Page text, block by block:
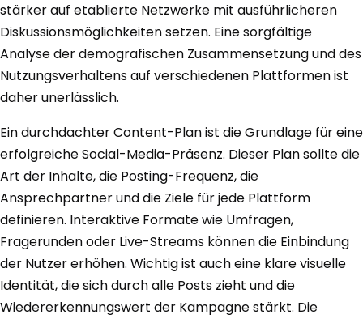
stärker auf etablierte Netzwerke mit ausführlicheren
Diskussionsmöglichkeiten setzen. Eine sorgfältige
Analyse der demografischen Zusammensetzung und des
Nutzungsverhaltens auf verschiedenen Plattformen ist
daher unerlässlich.
Ein durchdachter Content-Plan ist die Grundlage für eine
erfolgreiche Social-Media-Präsenz. Dieser Plan sollte die
Art der Inhalte, die Posting-Frequenz, die
Ansprechpartner und die Ziele für jede Plattform
definieren. Interaktive Formate wie Umfragen,
Fragerunden oder Live-Streams können die Einbindung
der Nutzer erhöhen. Wichtig ist auch eine klare visuelle
Identität, die sich durch alle Posts zieht und die
Wiedererkennungswert der Kampagne stärkt. Die